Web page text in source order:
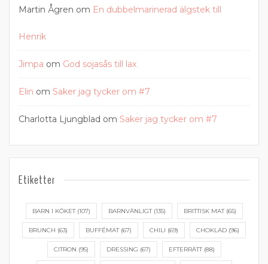
Martin Ågren om En dubbelmarinerad älgstek till
Henrik
Jimpa om God sojasås till lax
Elin om Saker jag tycker om #7
Charlotta Ljungblad om Saker jag tycker om #7
Etiketter
BARN I KÖKET(107) BARNVÄNLIGT(135) BRITTISK MAT(65)
BRUNCH (63) BUFFÉMAT(67) CHILI (69) CHOKLAD (96)
CITRON (95) DRESSING (67) EFTERRÄTT(88)